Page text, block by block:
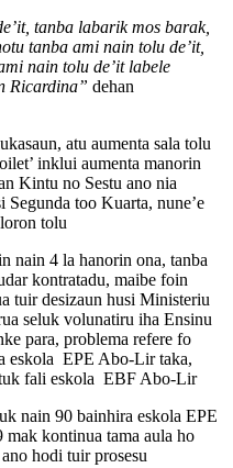
tanba labarik mos barak,
tanba ami nain tolu de’it,
nain tolu de’it labele
Ricardina” dehan
atu aumenta sala tolu
inklui aumenta manorin
Kintu no Sestu ano nia
Segunda too Kuarta, nune’e
tolu
nain 4 la hanorin ona, tanba
kontratadu, maibe foin
tuir desizaun husi Ministeriu
seluk volunatiru iha Ensinu
para, problema refere fo
eskola EPE Abo-Lir taka,
fali eskola EBF Abo-Lir
nain 90 bainhira eskola EPE
kontinua tama aula ho
hodi tuir prosesu